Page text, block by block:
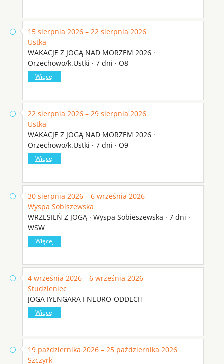
15 sierpnia 2026 – 22 sierpnia 2026
Ustka
WAKACJE Z JOGĄ NAD MORZEM 2026 ·
Orzechowo/k.Ustki · 7 dni · O8
Więcej
22 sierpnia 2026 – 29 sierpnia 2026
Ustka
WAKACJE Z JOGĄ NAD MORZEM 2026 ·
Orzechowo/k.Ustki · 7 dni · O9
Więcej
30 sierpnia 2026 – 6 września 2026
Wyspa Sobiszewska
WRZESIEŃ Z JOGĄ · Wyspa Sobieszewska · 7 dni ·
WSW
Więcej
4 września 2026 – 6 września 2026
Studzieniec
JOGA IYENGARA I NEURO-ODDECH
Więcej
19 października 2026 – 25 października 2026
Szczyrk